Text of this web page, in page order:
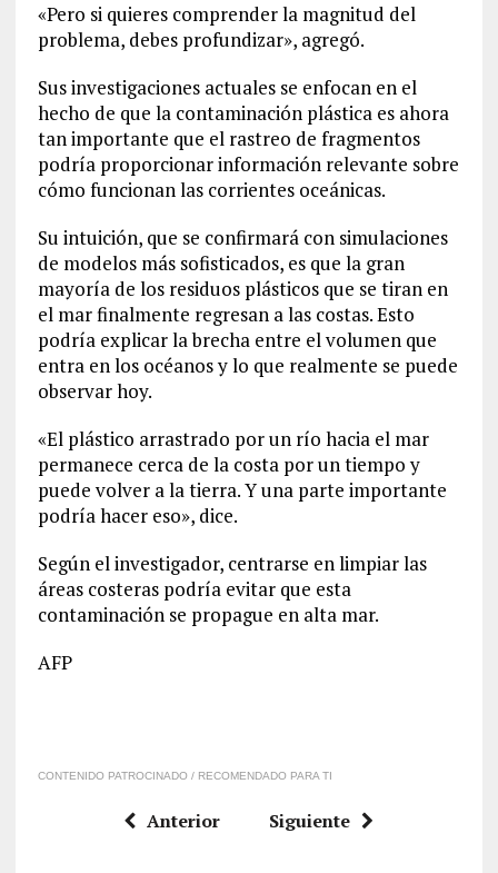
«Pero si quieres comprender la magnitud del
problema, debes profundizar», agregó.
Sus investigaciones actuales se enfocan en el
hecho de que la contaminación plástica es ahora
tan importante que el rastreo de fragmentos
podría proporcionar información relevante sobre
cómo funcionan las corrientes oceánicas.
Su intuición, que se confirmará con simulaciones
de modelos más sofisticados, es que la gran
mayoría de los residuos plásticos que se tiran en
el mar finalmente regresan a las costas. Esto
podría explicar la brecha entre el volumen que
entra en los océanos y lo que realmente se puede
observar hoy.
«El plástico arrastrado por un río hacia el mar
permanece cerca de la costa por un tiempo y
puede volver a la tierra. Y una parte importante
podría hacer eso», dice.
Según el investigador, centrarse en limpiar las
áreas costeras podría evitar que esta
contaminación se propague en alta mar.
AFP
CONTENIDO PATROCINADO / RECOMENDADO PARA TI
Anterior Siguiente